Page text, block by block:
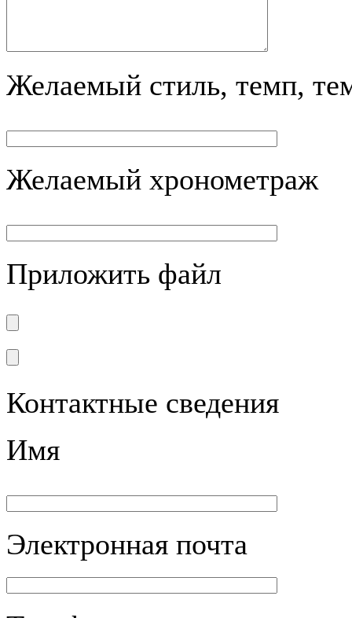
Желаемый стиль, темп,
Желаемый хронометраж
Приложить файл
Контактные сведения
Имя
Электронная почта